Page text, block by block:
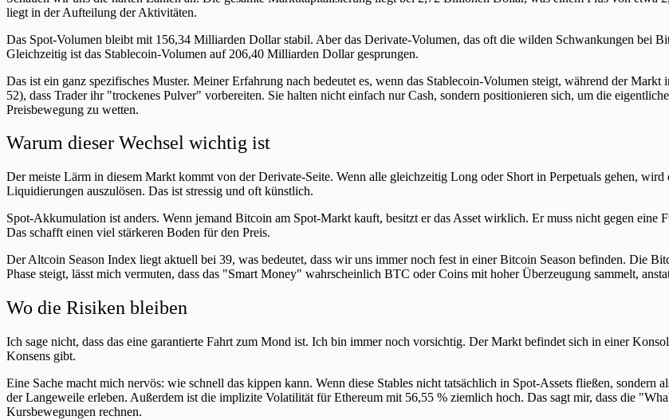
liegt in der Aufteilung der Aktivitäten.
Das Spot-Volumen bleibt mit 156,34 Milliarden Dollar stabil. Aber das Derivate-Volumen, das oft die wilden Schwankungen bei
Gleichzeitig ist das Stablecoin-Volumen auf 206,40 Milliarden Dollar gesprungen.
Das ist ein ganz spezifisches Muster. Meiner Erfahrung nach bedeutet es, wenn das Stablecoin-Volumen steigt, während der
52), dass Trader ihr "trockenes Pulver" vorbereiten. Sie halten nicht einfach nur Cash, sondern positionieren sich, um die
Preisbewegung zu wetten.
Warum dieser Wechsel wichtig ist
Der meiste Lärm in diesem Markt kommt von der Derivate-Seite. Wenn alle gleichzeitig Long oder Short in Perpetuals gehen,
Liquidierungen auszulösen. Das ist stressig und oft künstlich.
Spot-Akkumulation ist anders. Wenn jemand Bitcoin am Spot-Markt kauft, besitzt er das Asset wirklich. Er muss nicht gegen eine
Das schafft einen viel stärkeren Boden für den Preis.
Der Altcoin Season Index liegt aktuell bei 39, was bedeutet, dass wir uns immer noch fest in einer Bitcoin Season befinden. Die
Phase steigt, lässt mich vermuten, dass das "Smart Money" wahrscheinlich BTC oder Coins mit hoher Überzeugung sammelt,
Wo die Risiken bleiben
Ich sage nicht, dass das eine garantierte Fahrt zum Mond ist. Ich bin immer noch vorsichtig. Der Markt befindet sich in einer
Konsens gibt.
Eine Sache macht mich nervös: wie schnell das kippen kann. Wenn diese Stables nicht tatsächlich in Spot-Assets fließen,
der Langeweile erleben. Außerdem ist die implizite Volatilität für Ethereum mit 56,55 % ziemlich hoch. Das sagt mir, dass die
Kursbewegungen rechnen.